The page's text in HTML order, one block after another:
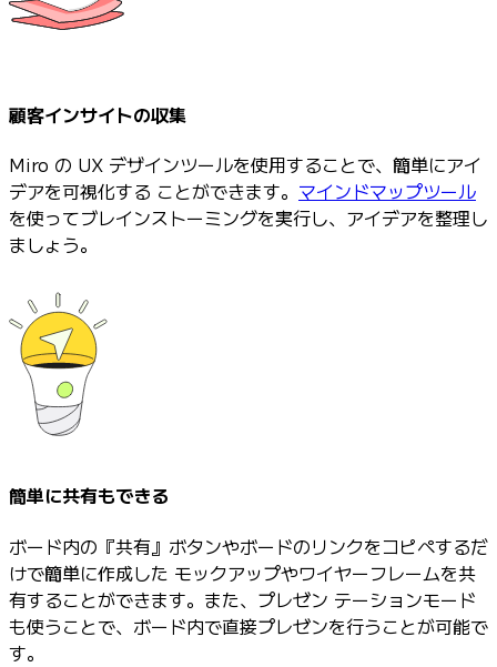
顧客インサイトの収集
Miro の UX デザインツールを使用することで、簡単にアイ
デアを可視化する ことができます。 マインドマップツール
を使ってブレインストーミングを実行し、アイデアを整理し
ましょう。
簡単に共有もできる
ボード内の『共有』ボタンやボードのリンクをコピペするだ
けで簡単に作成した モックアップやワイヤーフレームを共
有することができます。また、プレゼン テーションモード
も使うことで、ボード内で直接プレゼンを行うことが可能で
す。